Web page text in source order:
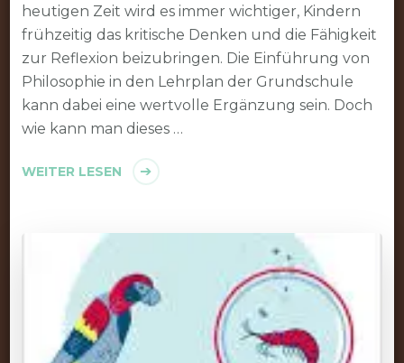
heutigen Zeit wird es immer wichtiger, Kindern
frühzeitig das kritische Denken und die Fähigkeit
zur Reflexion beizubringen. Die Einführung von
Philosophie in den Lehrplan der Grundschule
kann dabei eine wertvolle Ergänzung sein. Doch
wie kann man dieses …
WEITER LESEN